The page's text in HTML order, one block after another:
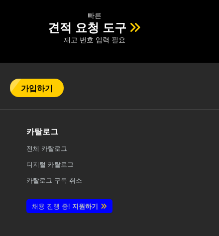
빠른
견적 요청 도구
재고 번호 입력 필요
가입하기
카탈로그
전체 카탈로그
디지털 카탈로그
카탈로그 구독 취소
채용 진행 중! 지원하기